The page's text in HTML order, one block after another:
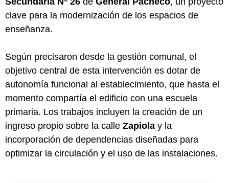
clave para la modernización de los espacios de
enseñanza.
Según precisaron desde la gestión comunal, el
objetivo central de esta intervención es dotar de
autonomía funcional al establecimiento, que hasta el
momento compartía el edificio con una escuela
primaria. Los trabajos incluyen la creación de un
ingreso propio sobre la calle Zapiola y la
incorporación de dependencias diseñadas para
optimizar la circulación y el uso de las instalaciones.